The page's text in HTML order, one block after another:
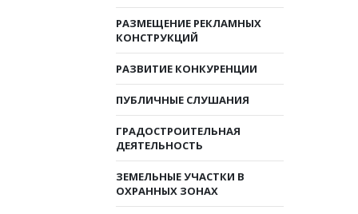
РАЗМЕЩЕНИЕ РЕКЛАМНЫХ
КОНСТРУКЦИЙ
РАЗВИТИЕ КОНКУРЕНЦИИ
ПУБЛИЧНЫЕ СЛУШАНИЯ
ГРАДОСТРОИТЕЛЬНАЯ
ДЕЯТЕЛЬНОСТЬ
ЗЕМЕЛЬНЫЕ УЧАСТКИ В
ОХРАННЫХ ЗОНАХ